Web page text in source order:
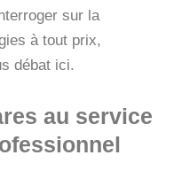
sur la
à tout prix,
débat ici.
au service